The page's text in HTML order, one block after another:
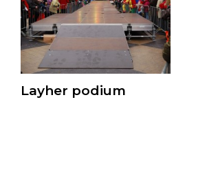
Layher podium